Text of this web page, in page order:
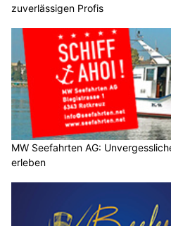
zuverlässigen Profis
MW Seefahrten AG:
erleben